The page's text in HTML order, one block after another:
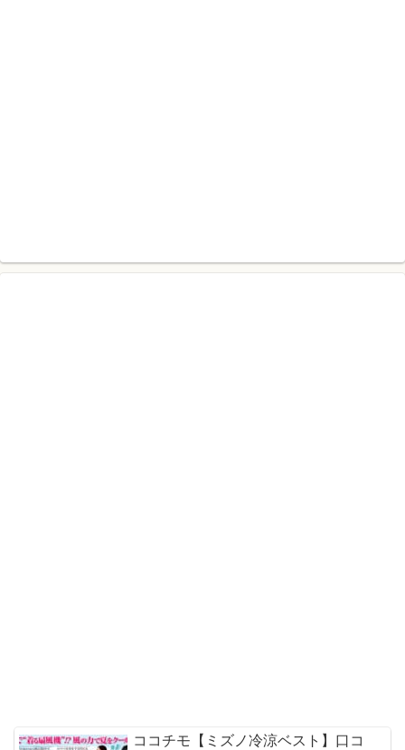
ココチモ【ミズノ冷涼ベスト】口コ